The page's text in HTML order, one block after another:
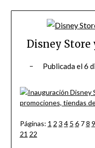
Disney Store
Publicada el6
Páginas: 1 2 3 4 5 6 7 8 9
21 22